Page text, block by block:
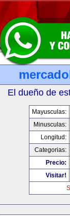
El dueño de
Mayusculas:
Minusculas:
Longitud:
Categorias:
Precio:
Visitar!